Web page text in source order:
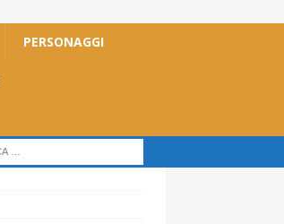
PERSONAGGI